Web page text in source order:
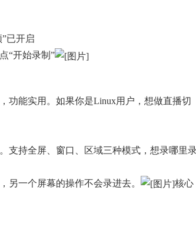
已开启
“开始录制”
功能实用。如果你是Linux用户，想做直播切
支持全屏、窗口、区域三种模式，想录哪里
另一个屏幕的操作不会录进去。
核心